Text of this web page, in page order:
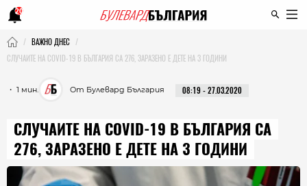
20
ВАЖНО ДНЕС
СЛУЧАИТЕ НА COVID-19 В БЪЛГАРИЯ СА 276, ЗАРАЗЕНО Е ДЕТЕ НА 3 ГОДИНИ
・ 1 мин. От Булевард България 08:19 - 27.03.2020
СЛУЧАИТЕ НА COVID-19 В БЪЛГАРИЯ СА
276, ЗАРАЗЕНО Е ДЕТЕ НА 3 ГОДИНИ